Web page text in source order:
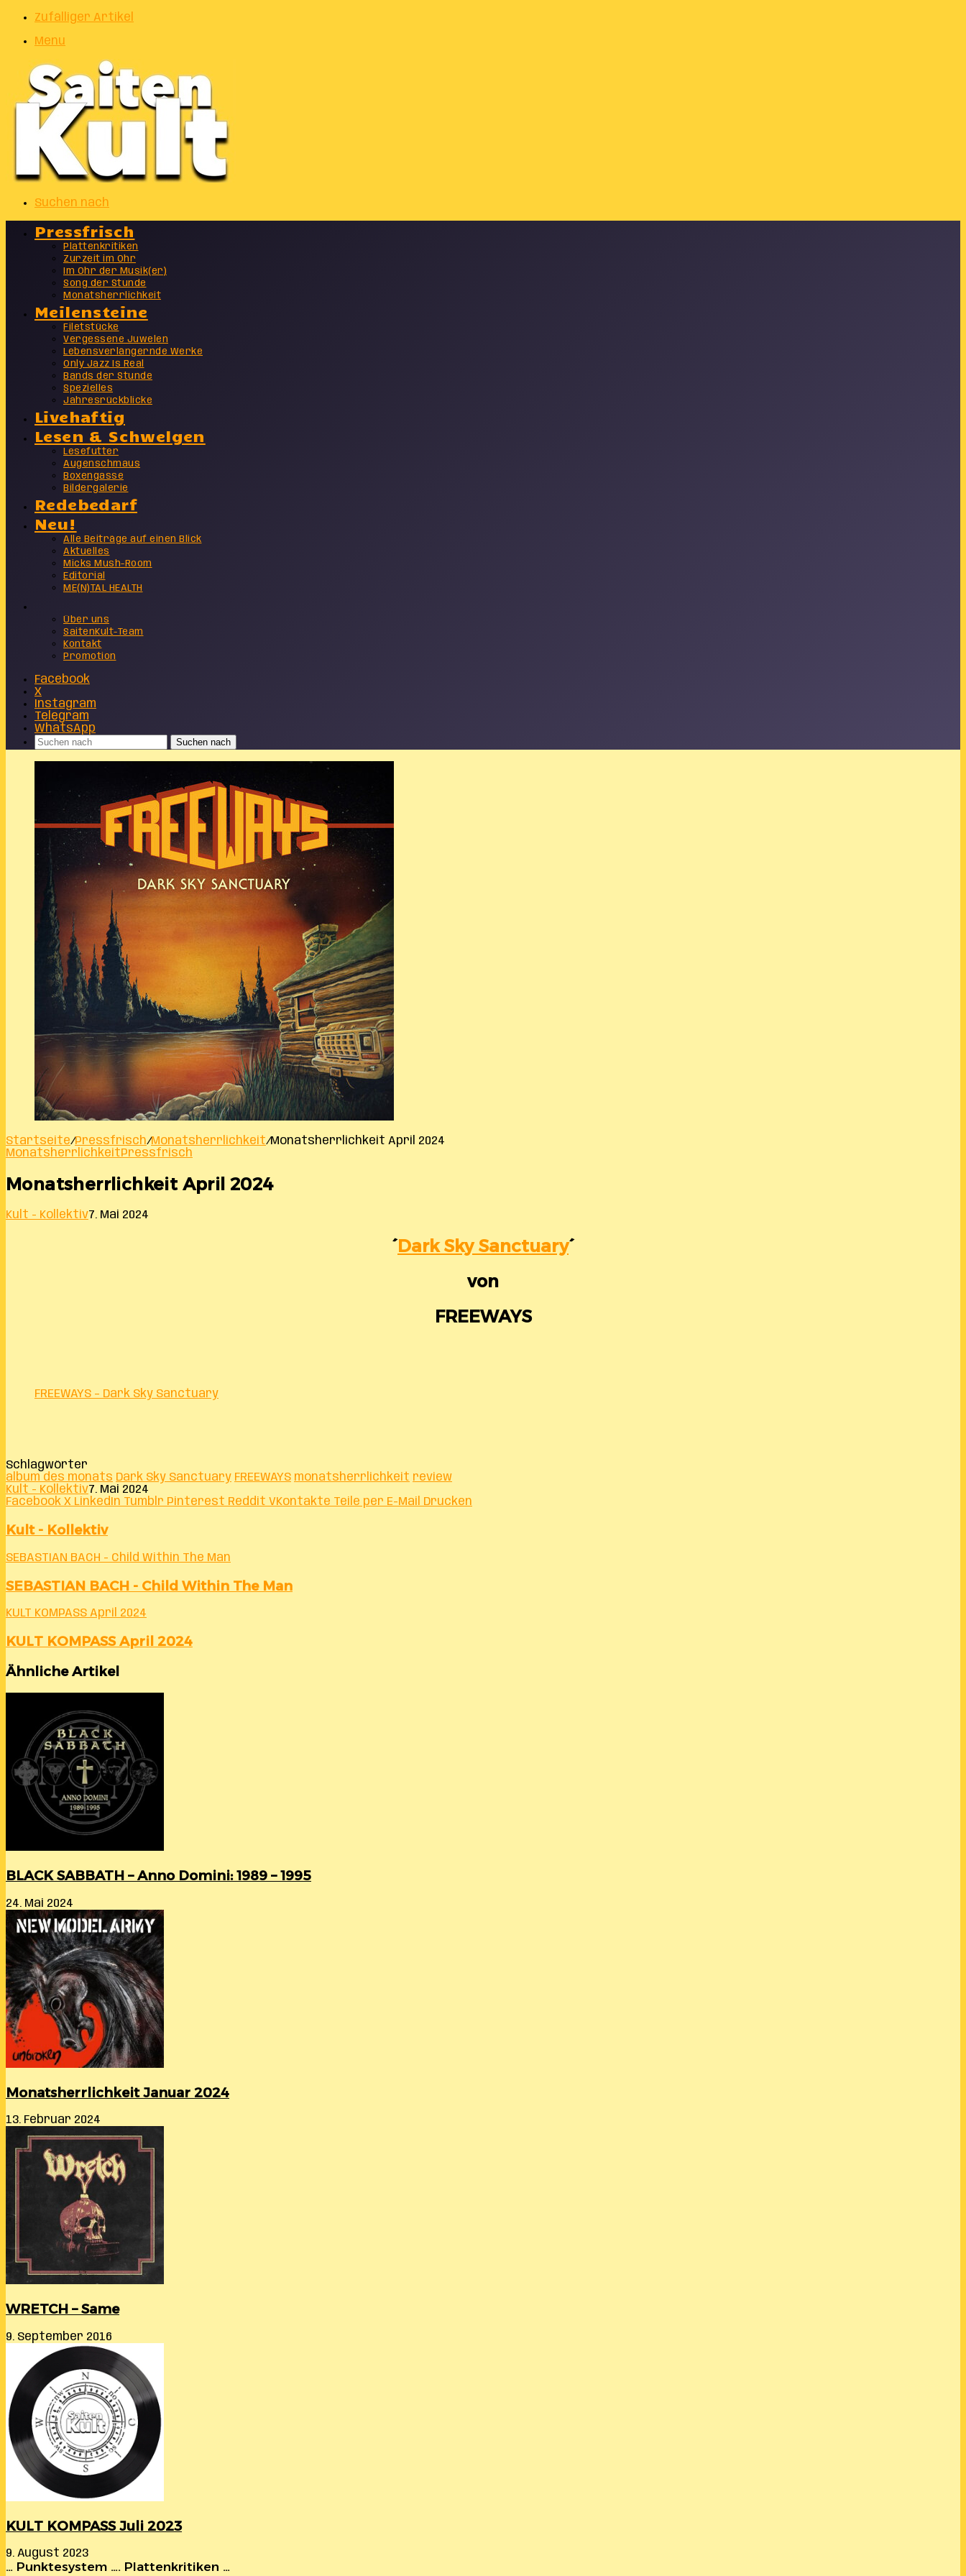
Zufälliger Artikel
Menu
Suchen nach
Pressfrisch
Plattenkritiken
Zurzeit im Ohr
Im Ohr der Musik(er)
Song der Stunde
Monatsherrlichkeit
Meilensteine
Filetstücke
Vergessene Juwelen
Lebensverlängernde Werke
Only Jazz Is Real
Bands der Stunde
Spezielles
Jahresrückblicke
Livehaftig
Lesen & Schwelgen
Lesefutter
Augenschmaus
Boxengasse
Bildergalerie
Redebedarf
Neu!
Alle Beiträge auf einen Blick
Aktuelles
Micks Mush-Room
Editorial
ME(N)TAL HEALTH
Über uns
SaitenKult-Team
Kontakt
Promotion
Facebook
X
Instagram
Telegram
WhatsApp
Suchen nach
Startseite/Pressfrisch/Monatsherrlichkeit/Monatsherrlichkeit April 2024
MonatsherrlichkeitPressfrisch
Monatsherrlichkeit April 2024
Kult - Kollektiv7. Mai 2024
´Dark Sky Sanctuary´
von
FREEWAYS
FREEWAYS – Dark Sky Sanctuary
Schlagwörter
album des monats Dark Sky Sanctuary FREEWAYS monatsherrlichkeit review
Kult - Kollektiv7. Mai 2024
Facebook X LinkedIn Tumblr Pinterest Reddit VKontakte Teile per E-Mail Drucken
Kult - Kollektiv
SEBASTIAN BACH - Child Within The Man
SEBASTIAN BACH - Child Within The Man
KULT KOMPASS April 2024
KULT KOMPASS April 2024
Ähnliche Artikel
BLACK SABBATH – Anno Domini: 1989 – 1995
24. Mai 2024
Monatsherrlichkeit Januar 2024
13. Februar 2024
WRETCH – Same
9. September 2016
KULT KOMPASS Juli 2023
9. August 2023
… Punktesystem …. Plattenkritiken …